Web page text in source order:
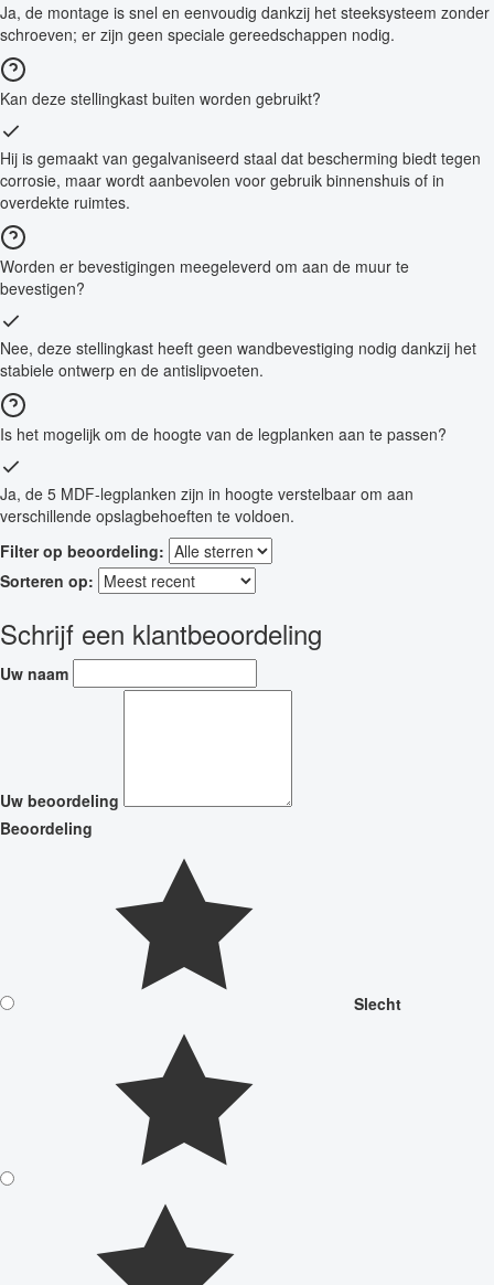
Ja, de montage is snel en eenvoudig dankzij het steeksysteem zonder
schroeven; er zijn geen speciale gereedschappen nodig.
Kan deze stellingkast buiten worden gebruikt?
Hij is gemaakt van gegalvaniseerd staal dat bescherming biedt tegen
corrosie, maar wordt aanbevolen voor gebruik binnenshuis of in
overdekte ruimtes.
Worden er bevestigingen meegeleverd om aan de muur te
bevestigen?
Nee, deze stellingkast heeft geen wandbevestiging nodig dankzij het
stabiele ontwerp en de antislipvoeten.
Is het mogelijk om de hoogte van de legplanken aan te passen?
Ja, de 5 MDF-legplanken zijn in hoogte verstelbaar om aan
verschillende opslagbehoeften te voldoen.
Filter op beoordeling:
Sorteren op:
Schrijf een klantbeoordeling
Uw naam
Uw beoordeling
Beoordeling
Slecht